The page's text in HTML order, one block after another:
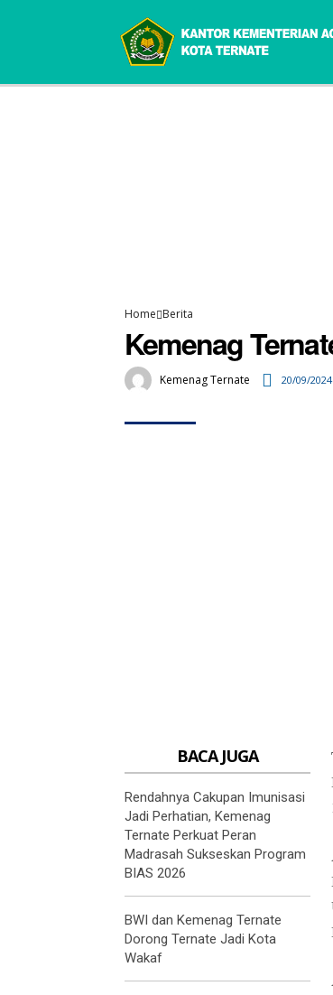
Home Berita
Kemenag
Kemenag Ternate 20/09/
BACA JUGA
Rendahnya Cakupan Imunisasi
Jadi Perhatian, Kemenag
Ternate Perkuat Peran
Madrasah Sukseskan Program
BIAS 2026
BWI dan Kemenag Ternate
Dorong Ternate Jadi Kota
Wakaf